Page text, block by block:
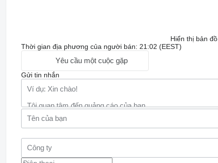
Hiển thị bản đồ
Thời gian địa phương của người bán: 21:02 (EEST)
Yêu cầu một cuộc gặp
Gửi tin nhắn